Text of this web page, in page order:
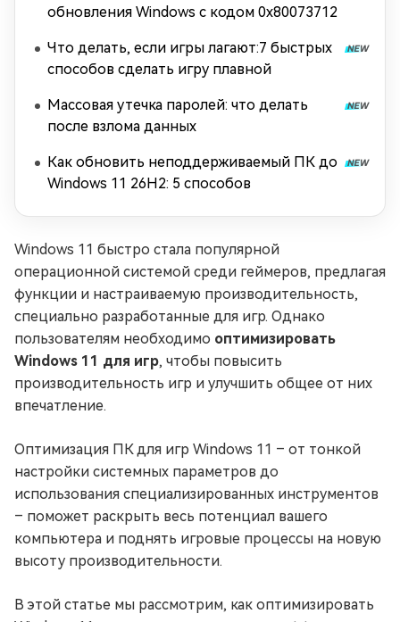
обновления Windows с кодом 0x80073712
Что делать, если игры лагают:7 быстрых
способов сделать игру плавной
Массовая утечка паролей: что делать
после взлома данных
Как обновить неподдерживаемый ПК до
Windows 11 26H2: 5 способов
Windows 11 быстро стала популярной
операционной системой среди геймеров, предлагая
функции и настраиваемую производительность,
специально разработанные для игр. Однако
пользователям необходимо оптимизировать
Windows 11 для игр, чтобы повысить
производительность игр и улучшить общее от них
впечатление.
Оптимизация ПК для игр Windows 11 – от тонкой
настройки системных параметров до
использования специализированных инструментов
– поможет раскрыть весь потенциал вашего
компьютера и поднять игровые процессы на новую
высоту производительности.
В этой статье мы рассмотрим, как оптимизировать